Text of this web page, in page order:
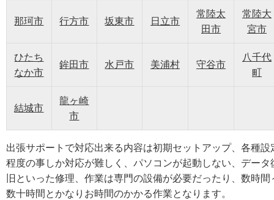
那珂市 行方市 坂東市 日立市
常陸太
田市
常陸大
宮市
ひたち
なか市
鉾田市 水戸市 美浦村 守谷市
八千代
町
結城市
龍ヶ崎
市
出張サポートで対応出来る内容は初期セットアップ、各種設
程度の事しか対応が難しく、パソコンが起動しない、データ
旧といった修理、作業は専門の設備が必要だったり、数時間
数十時間とかなりお時間のかかる作業となります。